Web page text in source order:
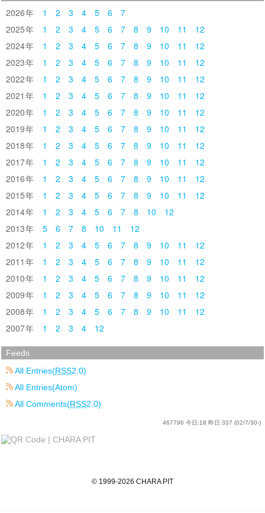
2026 1 2 3 4 5 6
7
2025
1 2 3 4 5 6 7 8 9 10 11
12
2024
1 2 3 4 5 6 7 8 9 10 11
12
2023
1 2 3 4 5 6 7 8 9 10 11
12
2022
1 2 3 4 5 6 7 8 9 10 11
12
2021
1 2 3 4 5 6 7 8 9 10 11
12
2020
1 2 3 4 5 6 7 8 9 10 11
12
2019
1 2 3 4 5 6 7 8 9 10 11
12
2018
1 2 3 4 5 6 7 8 9 10 11
12
2017
1 2 3 4 5 6 7 8 9 10 11
12
2016
1 2 3 4 5 6 7 8 9 10 11
12
2015
1 2 3 4 5 6 7 8 9 10 11
12
2014
1 2 3 4 5 6 7 8 10
12
2013
5 6 7 8 10 11
12
2012
1 2 3 4 5 6 7 8 9 10 11
12
2011
1 2 3 4 5 6 7 8 9 10 11
12
2010
1 2 3 4 5 6 7 8 9 10 11
12
2009
1 2 3 4 5 6 7 8 9 10 11
12
2008
1 2 3 4 5 6 7 8 9 10 11
12
2007
1 2 3 4 12
Feeds
All Entries(RSS2.0)
All Entries(Atom)
All Comments(RSS2.0)
467796 今日:18 昨日:337 (02/7/30-)
© 1999-2026 CHARA PIT